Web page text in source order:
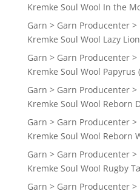
Kremke Soul Wool In the
Garn > Garn Producenter >
Kremke Soul Wool Lazy Lion
Garn > Garn Producenter >
Kremke Soul Wool Papyrus
Garn > Garn Producenter >
Kremke Soul Wool Reborn
Garn > Garn Producenter >
Kremke Soul Wool Reborn
Garn > Garn Producenter >
Kremke Soul Wool Rugby
Garn > Garn Producenter >